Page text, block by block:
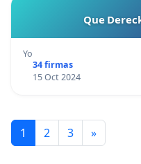
Que
Yo
34 firmas
15 Oct 2024
1 2 3 »